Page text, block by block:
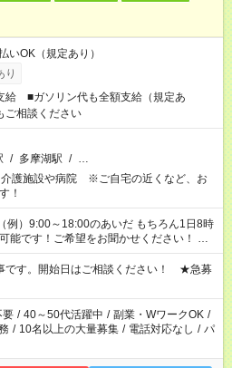
OK（規定あり）
り
給 ■ガソリン代も全額支給（規定あ
相談ください
/ 多摩湖駅 / …
介護施設や病院 ※ご自宅の近くなど、お
！
例）9:00～18:00のあいだ もちろん1日8時
能です！ご希望をお聞かせください！ ★
必要な場合も遠慮なくご相談ください。
勤務が必要です
です。開始日はご相談ください！ ★急募
要 / 40～50代活躍中 / 副業・WワークOK /
/ 10名以上の大量募集 / 電話対応なし / パ